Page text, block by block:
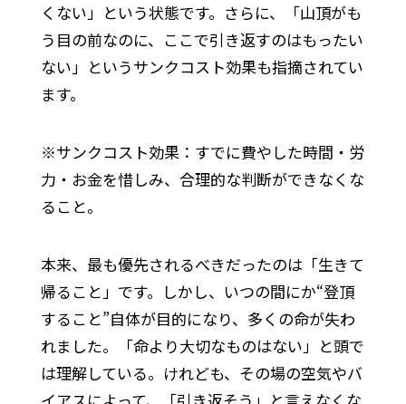
くない」という状態です。さらに、「山頂がも
う目の前なのに、ここで引き返すのはもったい
ない」というサンクコスト効果も指摘されてい
ます。
※サンクコスト効果：すでに費やした時間・労
力・お金を惜しみ、合理的な判断ができなくな
ること。
本来、最も優先されるべきだったのは「生きて
帰ること」です。しかし、いつの間にか“登頂
すること”自体が目的になり、多くの命が失わ
れました。「命より大切なものはない」と頭で
は理解している。けれども、その場の空気やバ